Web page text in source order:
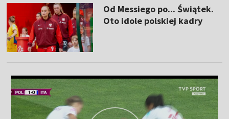
Od Messiego po... Świątek.
Oto idole polskiej kadry